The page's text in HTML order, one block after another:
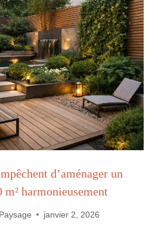
d’aménager un
harmonieusement
janvier 2, 2026